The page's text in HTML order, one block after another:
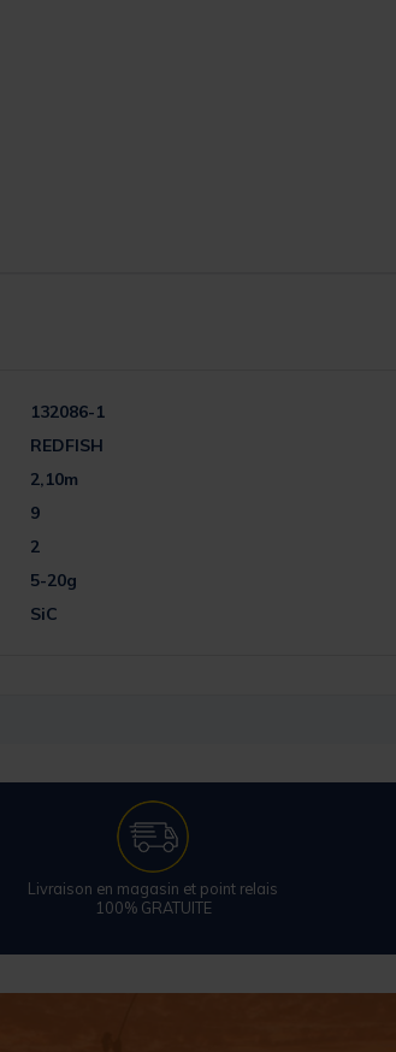
132086-1
REDFISH
2,10m
9
2
5-20g
SiC
Livraison en magasin et point relais
100% GRATUITE